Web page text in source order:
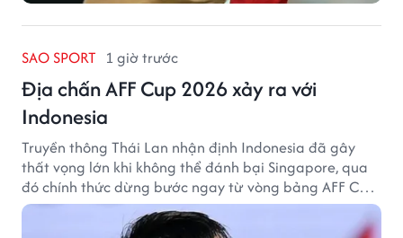
SAO SPORT 1 giờ trước
Địa chấn AFF Cup 2026 xảy ra với
Indonesia
Truyền thông Thái Lan nhận định Indonesia đã gây
thất vọng lớn khi không thể đánh bại Singapore, qua
đó chính thức dừng bước ngay từ vòng bảng AFF Cup
2026.